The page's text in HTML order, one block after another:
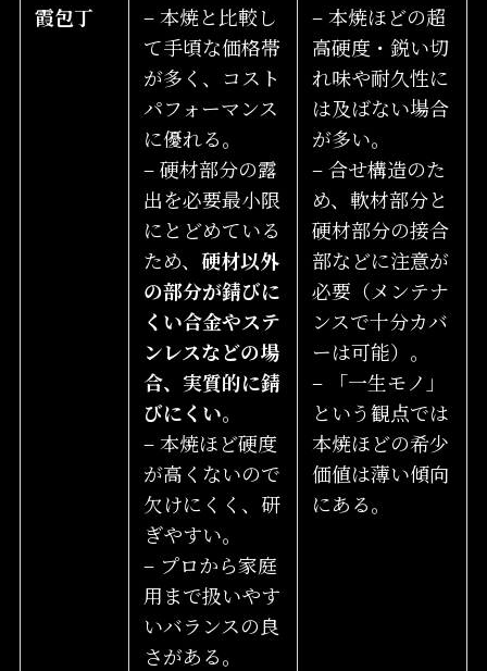
霞包丁
– 本焼と比較し
て手頃な価格帯
が多く、コスト
パフォーマンス
に優れる。
– 硬材部分の露
出を必要最小限
にとどめている
ため、硬材以外
の部分が錆びに
くい合金やステ
ンレスなどの場
合、実質的に錆
びにくい。
– 本焼ほど硬度
が高くないので
欠けにくく、研
ぎやすい。
– プロから家庭
用まで扱いやす
いバランスの良
さがある。
– 本焼ほどの超
高硬度・鋭い切
れ味や耐久性に
は及ばない場合
が多い。
– 合せ構造のた
め、軟材部分と
硬材部分の接合
部などに注意が
必要（メンテナ
ンスで十分カバ
ーは可能）。
– 「一生モノ」
という観点では
本焼ほどの希少
価値は薄い傾向
にある。